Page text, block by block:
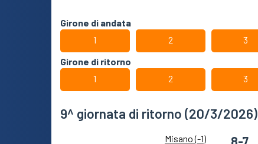
Girone di andata
1
2 3
Girone di ritorno
1
2 3
9^ giornata di ritorno (20/3/2026)
Misano (-1) 8-7